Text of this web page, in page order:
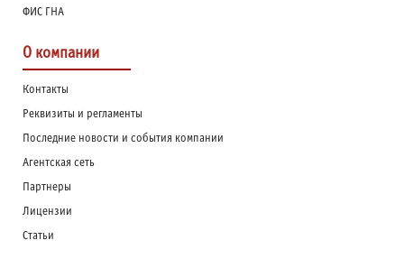
ФИС ГНА
О компании
Контакты
Реквизиты и регламенты
Последние новости и события компании
Агентская сеть
Партнеры
Лицензии
Статьи